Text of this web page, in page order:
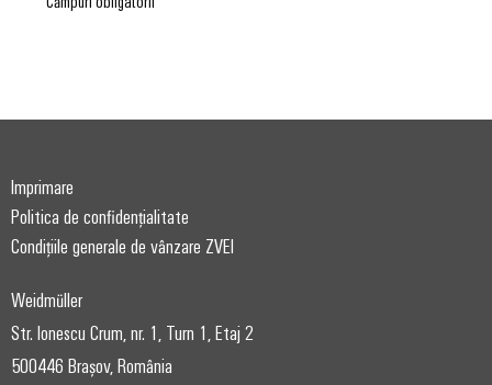
Imprimare
Politica de confidențialitate
Condițiile generale de vânzare ZVEI
Weidmüller
Str. Ionescu Crum, nr. 1, Turn 1, Etaj 2
500446 Brașov, România